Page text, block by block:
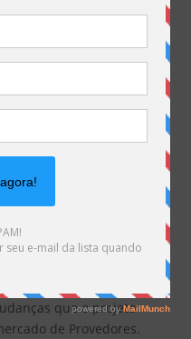
é um tema que
que o projeto
de Provedores.